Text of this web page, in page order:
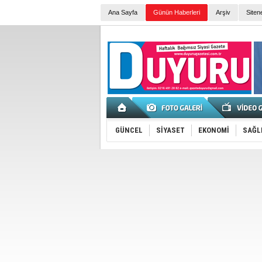
Ana Sayfa Günün Haberleri Arşiv
GÜNCEL SİYASET EKONOMİ